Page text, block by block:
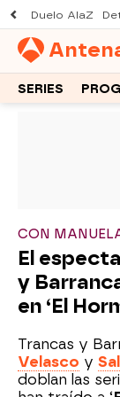
Duelo AlaZ
SERIES
CON
El
y
en ‘El
Trancas y
Velasco y
doblan las